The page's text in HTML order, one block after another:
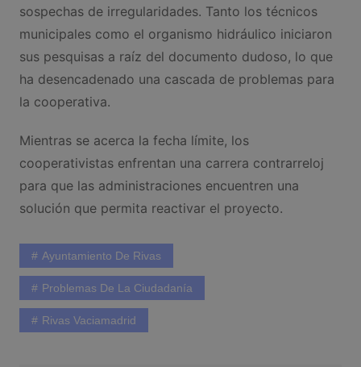
sospechas de irregularidades. Tanto los técnicos
municipales como el organismo hidráulico iniciaron
sus pesquisas a raíz del documento dudoso, lo que
ha desencadenado una cascada de problemas para
la cooperativa.
Mientras se acerca la fecha límite, los
cooperativistas enfrentan una carrera contrarreloj
para que las administraciones encuentren una
solución que permita reactivar el proyecto.
Ayuntamiento De Rivas
Problemas De La Ciudadanía
Rivas Vaciamadrid